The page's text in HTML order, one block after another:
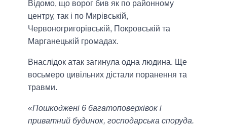
Відомо, що ворог бив як по районному
центру, так і по Мирівській,
Червоногригорівській, Покровській та
Марганецькій громадах.
Внаслідок атак загинула одна людина. Ще
восьмеро цивільних дістали поранення та
травми.
«Пошкоджені 6 багатоповерхівок і
приватний будинок, господарська споруда.